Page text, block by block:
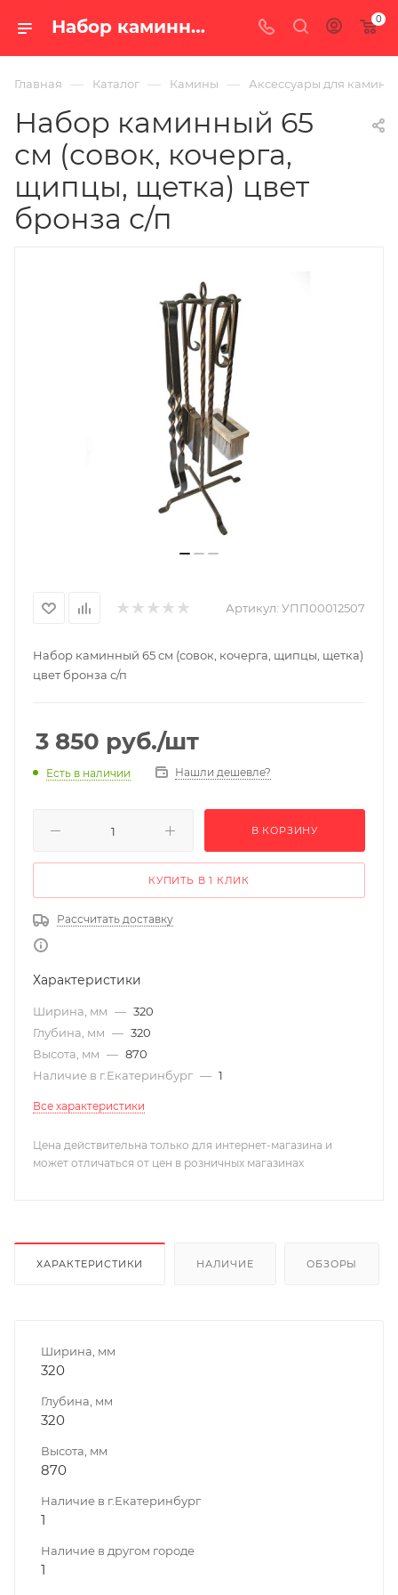
Набор каминный 65 см (совок, кочерга, щипцы, щетка) цвет бронза с/п — купить в Екатеринбурге с доставкой по России 0
Главная — Каталог — Камины — Аксессуары для
Набор каминный 65
см (совок, кочерга,
щипцы, щетка) цвет
бронза с/п
Артикул: УПП00012507
Набор каминный 65 см (совок, кочерга, щипцы, щетка)
цвет бронза с/п
3 850 руб./шт
Есть в наличии Нашли дешевле?
В КОРЗИНУ
КУПИТЬ В 1 КЛИК
Рассчитать доставку
Характеристики
Ширина, мм — 320
Глубина, мм — 320
Высота, мм — 870
Наличие в г.Екатеринбург — 1
Все характеристики
Цена действительна только для интернет-магазина и
может отличаться от цен в розничных магазинах
ХАРАКТЕРИСТИКИ НАЛИЧИЕ ОБЗОРЫ
Ширина, мм
320
Глубина, мм
320
Высота, мм
870
Наличие в г.Екатеринбург
1
Наличие в другом городе
1